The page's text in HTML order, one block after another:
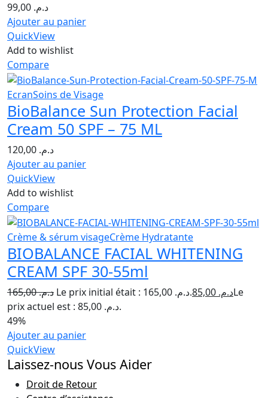
د.م.
Ajouter au panier
QuickView
Add to wishlist
Compare
EcranSoins de Visage
BioBalance Sun Protection Facial
Cream 50 SPF – 75 ML
د.م.
Ajouter au panier
QuickView
Add to wishlist
Compare
Crème & sérum visageCrème Hydratante
BIOBALANCE FACIAL WHITENING
CREAM SPF 30-55ml
د.م.165,00 Le prix initial était : د.م. 165,00. د.م.Le
prix actuel est : د.م. 85,00.
49%
Ajouter au panier
QuickView
Laissez-nous Vous Aider
Droit de Retour